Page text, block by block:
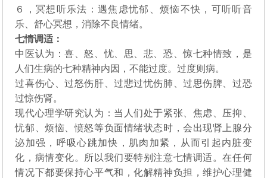
６，冥想听乐法：遇焦虑忧郁、烦恼不快，可听听音
乐、舒心冥想，消除不良情绪。
七情调适：
中医认为：喜、怒、忧、思、悲、恐、惊七种情致，是
人们生病的七种精神内因，不能过度。过度则病。
过喜伤心、过怒伤肝、过悲过忧伤肺、过思伤脾、过恐
过惊伤肾。
现代心理学研究认为：当人们处于紧张、焦虑、压抑、
忧郁、烦恼、愤怒等负面情绪状态时，会出现肾上腺分
泌加强，呼吸心跳加快，肌肉加紧，从而引起内脏变
化，病情变化。所以我们要特别注意七情调适。在任何
情况下都要保持心平气和，化解精神负担，维护心理健